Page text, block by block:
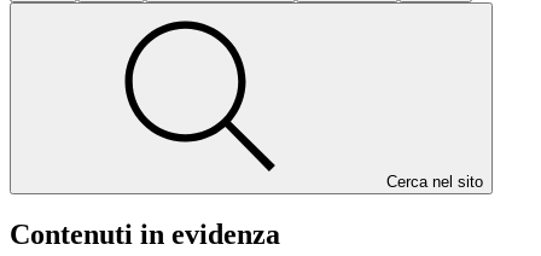
Cerca nel sito
Contenuti in evidenza